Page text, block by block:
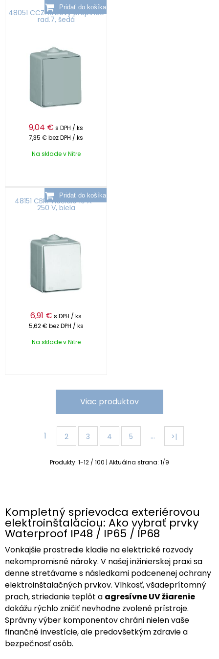
48051 CCZ: Krížový prepínač
rad.7, šedá
9,04 € s DPH / ks
7,35 € bez DPH / ks
Na sklade v Nitre
48151 CBR: Tlačidlo 10 A -
250 V, biela
6,91 € s DPH / ks
5,62 € bez DPH / ks
Na sklade v Nitre
Viac produktov
1 2 3 4 5 … >|
Produkty: 1-12 / 100 | Aktuálna strana: 1/9
Kompletný sprievodca exteriérovou
elektroinštaláciou: Ako vybrať prvky
Waterproof IP48 / IP65 / IP68
Vonkajšie prostredie kladie na elektrické rozvody
nekompromisné nároky. V našej inžinierskej praxi sa
denne stretávame s následkami podcenenej ochrany
elektroinštalačných prvkov. Vlhkosť, všadeprítomný
prach, striedanie teplôt a agresívne UV žiarenie
dokážu rýchlo zničiť nevhodne zvolené prístroje.
Správny výber komponentov chráni nielen vaše
finančné investície, ale predovšetkým zdravie a
bezpečnosť osôb.